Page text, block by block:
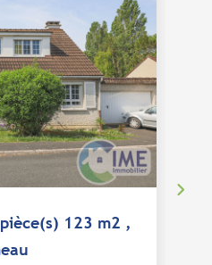
123 m2 ,